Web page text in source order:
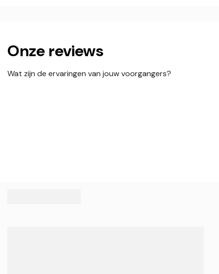
Onze reviews
Wat zijn de ervaringen van jouw voorgangers?